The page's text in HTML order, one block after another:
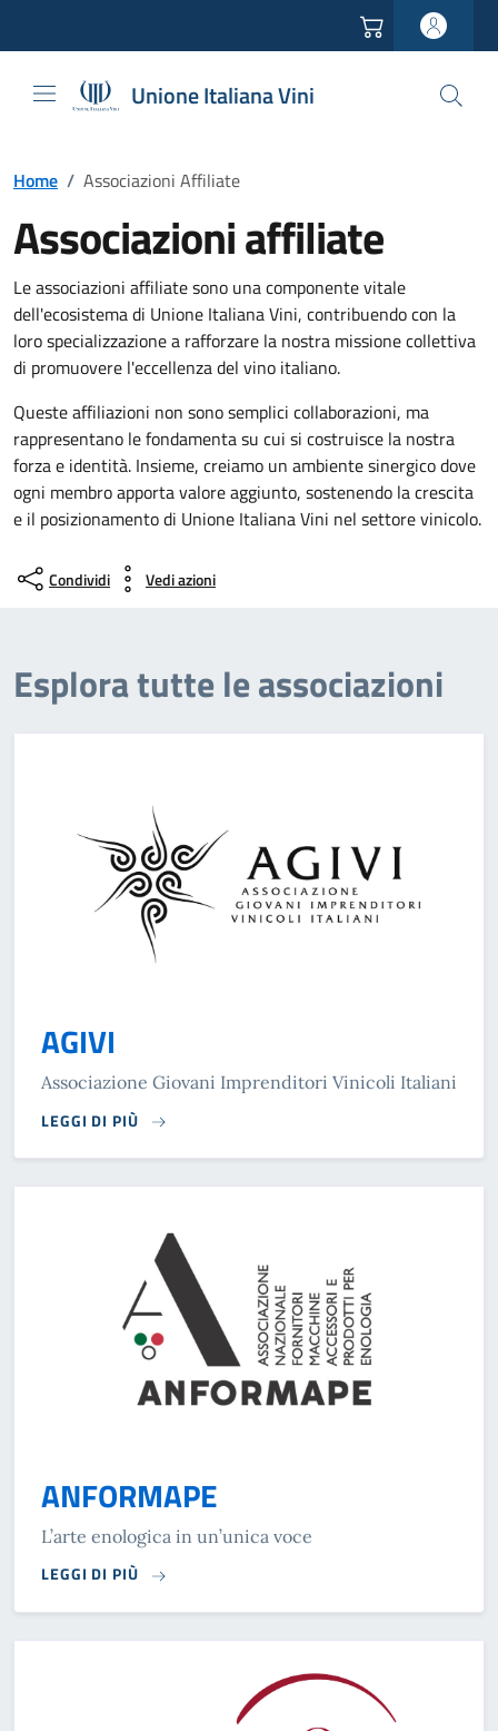
Unione Italiana Vini
Home / Associazioni Affiliate
Associazioni affiliate
Le associazioni affiliate sono una componente vitale
dell'ecosistema di Unione Italiana Vini, contribuendo con la
loro specializzazione a rafforzare la nostra missione collettiva
di promuovere l'eccellenza del vino italiano.
Queste affiliazioni non sono semplici collaborazioni, ma
rappresentano le fondamenta su cui si costruisce la nostra
forza e identità. Insieme, creiamo un ambiente sinergico dove
ogni membro apporta valore aggiunto, sostenendo la crescita
e il posizionamento di Unione Italiana Vini nel settore vinicolo.
Condividi Vedi azioni
Esplora tutte le associazioni
AGIVI
Associazione Giovani Imprenditori Vinicoli Italiani
LEGGI DI PIÙ
ANFORMAPE
L’arte enologica in un’unica voce
LEGGI DI PIÙ